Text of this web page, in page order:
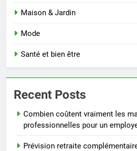
Maison & Jardin
Mode
Santé et bien être
Recent Posts
Combien coûtent vraiment les
professionnelles pour un
Prévision retraite